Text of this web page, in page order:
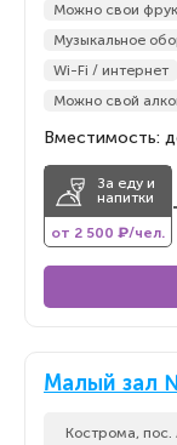
Можно свои
Музыкальное
Wi-Fi / интернет
Можно свой
Вместимость:
За еду и
напитки
от 2 500 ₽/чел.
Малый зал
Кострома, пос.